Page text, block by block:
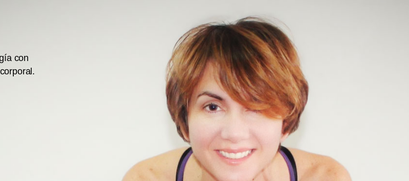
con